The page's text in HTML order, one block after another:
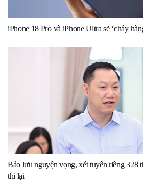
iPhone 18 Pro và iPhone Ultra sẽ ‘cháy
Bảo lưu nguyện vọng, xét tuyển riêng 328
thi lại